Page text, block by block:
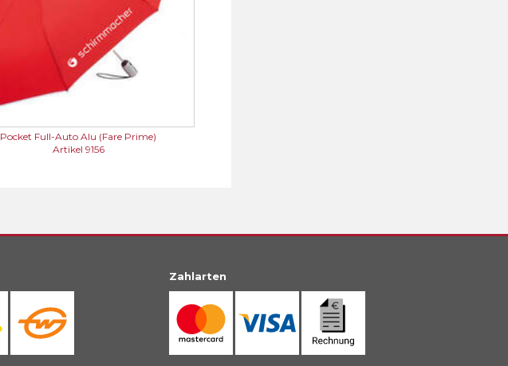
Pocket Full-Auto Alu (Fare Prime)
Artikel 9156
Zahlarten